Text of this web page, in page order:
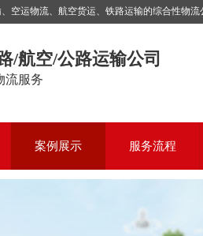
运物流、航空货运、铁路运输的综合性物
/航空/公路运输公司
流服务
案例展示 服务流程